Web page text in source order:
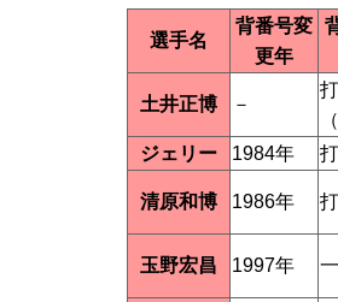
選手名
背番号変
更年
土井正博 －
ジェリー
1984年
清原和博 1986年
玉野宏昌 1997年